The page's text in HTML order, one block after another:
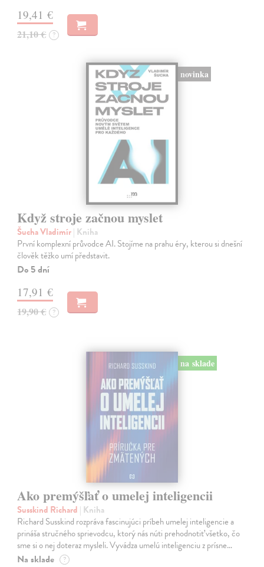
19,41 €
21,10 € ?
novinka
Když stroje začnou myslet
Šucha Vladimír| Kniha
První komplexní průvodce AI. Stojíme na prahu éry, kterou si dnešní
člověk těžko umí představit.
Do 5 dní
17,91 €
19,90 € ?
na sklade
Ako premýšľať o umelej inteligencii
Susskind Richard | Kniha
Richard Susskind rozpráva fascinujúci príbeh umelej inteligencie a
prináša stručného sprievodcu, ktorý nás núti prehodnotiť všetko, čo
sme si o nej doteraz mysleli. Vyvádza umelú inteligenciu z prísne…
Na sklade ?